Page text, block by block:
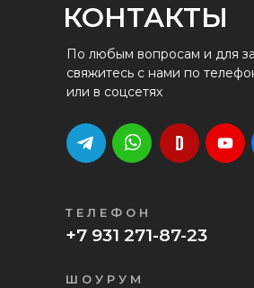
КОНТАКТЫ
+7 931 271-87-23
По любым вопросам и для
свяжитесь с нами по
или в соцсетях
ТЕЛЕФОН
ШОУРУМ